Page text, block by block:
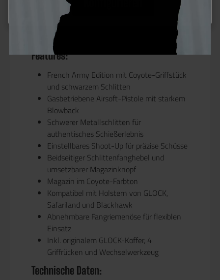
Bedürfnisse von Spielern und professionellen
Nutzern abgestimmt.
Features:
French Army Edition mit Coyote-Griffstück
und schwarzem Schlitten
Gasbetriebene Airsoft-Pistole mit starkem
Blowback
Schwerer Metallschlitten für
authentisches Schießerlebnis
Einstellbares Shoot-Up für präzise Schüsse
Beidseitiger Schlittenfanghebel und
umsetzbarer Magazinknopf
Magazin im Coyote-Farbton
Kompatibel mit Holstern von GLOCK,
Safariland und Blackhawk
Abnehmbare Fangriemenöse für flexiblen
Einsatz
Inkl. originalem GLOCK-Koffer, 4
Griffrücken und Wechselwerkzeug
Technische Daten: